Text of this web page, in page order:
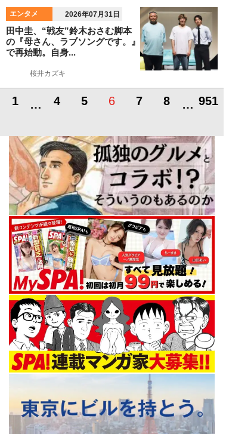
エンタメ 2026年07月31日
田中圭、“戦友”鈴木おさむ脚本
の『母さん、ラブソングです。』
で再始動。自身...
桜井カズキ
1 … 4 5 6 7 8 … 951